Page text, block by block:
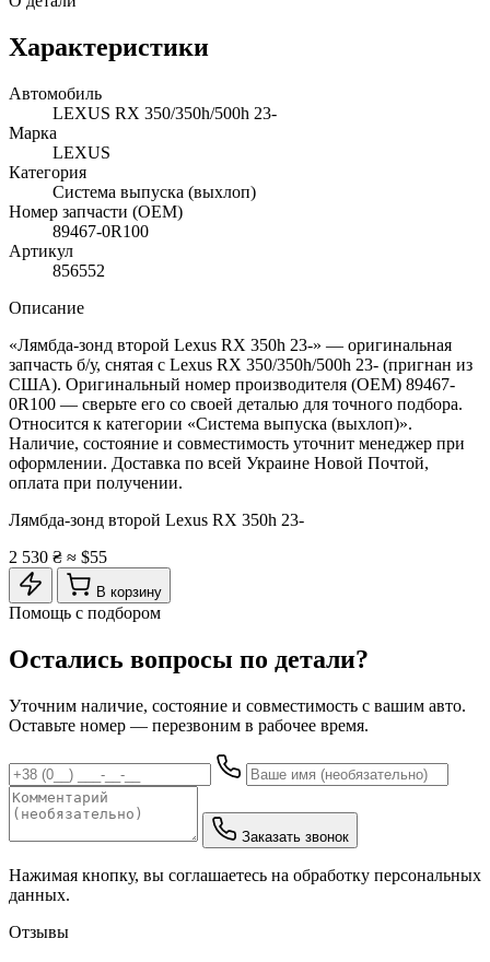
Характеристики
Автомобиль
LEXUS RX 350/350h/500h 23-
Марка
LEXUS
Категория
Система выпуска (выхлоп)
Номер запчасти (OEM)
89467-0R100
Артикул
856552
Описание
«Лямбда-зонд второй Lexus RX 350h 23-» — оригинальная
запчасть б/у, снятая с Lexus RX 350/350h/500h 23- (пригнан из
США). Оригинальный номер производителя (OEM) 89467-
0R100 — сверьте его со своей деталью для точного подбора.
Относится к категории «Система выпуска (выхлоп)».
Наличие, состояние и совместимость уточнит менеджер при
оформлении. Доставка по всей Украине Новой Почтой,
оплата при получении.
Лямбда-зонд второй Lexus RX 350h 23-
2 530 ₴ ≈ $55
В корзину
Помощь с подбором
Остались вопросы по детали?
Уточним наличие, состояние и совместимость с вашим авто.
Оставьте номер — перезвоним в рабочее время.
Заказать звонок
Нажимая кнопку, вы соглашаетесь на обработку персональных
данных.
Отзывы